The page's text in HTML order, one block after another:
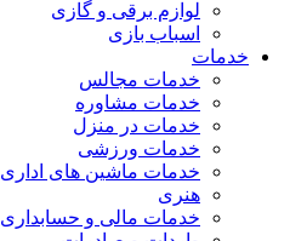
لوازم برقی و گازی
اسباب بازی
خدمات
خدمات مجالس
خدمات مشاوره
خدمات در منزل
خدمات ورزشی
خدمات ماشین های اداری
هنری
خدمات مالی و حسابداری